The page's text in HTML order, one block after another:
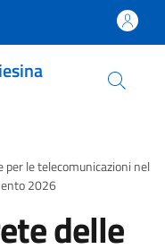
per le telecomunicazioni nel
2026
delle